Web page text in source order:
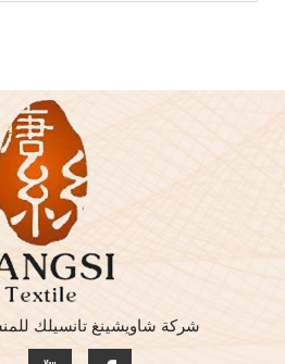
شركة شاويشينغ تانسيلك